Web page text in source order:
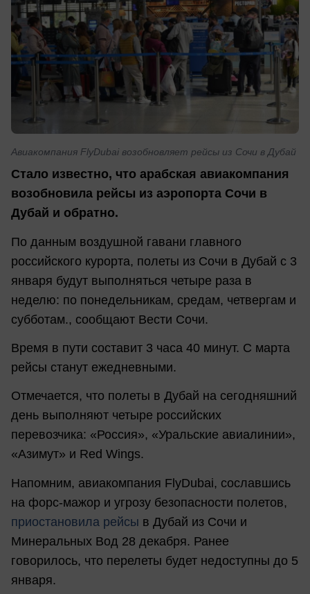
Авиакомпания FlyDubai возобновляет рейсы из Сочи в Дубай
Стало известно, что арабская авиакомпания
возобновила рейсы из аэропорта Сочи в
Дубай и обратно.
По данным воздушной гавани главного
российского курорта, полеты из Сочи в Дубай с 3
января будут выполняться четыре раза в
неделю: по понедельникам, средам, четвергам и
субботам., сообщают Вести Сочи.
Время в пути составит 3 часа 40 минут. С марта
рейсы станут ежедневными.
Отмечается, что полеты в Дубай на сегодняшний
день выполняют четыре российских
перевозчика: «Россия», «Уральские авиалинии»,
«Азимут» и Red Wings.
Напомним, авиакомпания FlyDubai, сославшись
на форс-мажор и угрозу безопасности полетов,
приостановила рейсы в Дубай из Сочи и
Минеральных Вод 28 декабря. Ранее
говорилось, что перелеты будет недоступны до 5
января.